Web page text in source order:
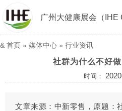
广州大健康展会（IHE
& 首页 » 媒体中心 » 行业资讯
社群为什么不好
时间：
文章来源：中新零售，原题：